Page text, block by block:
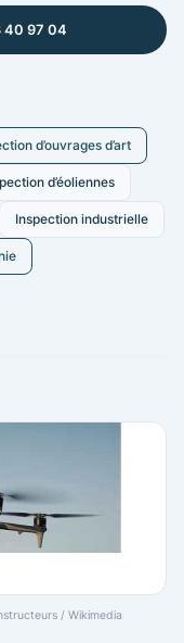
d’ouvrages d’art
d’éoliennes
Inspection industrielle
/ Wikimedia
40 97 04